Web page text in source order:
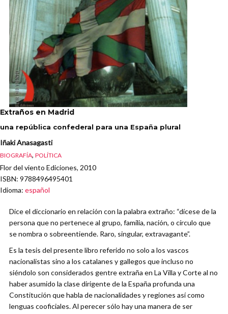
Extraños en Madrid
una república confederal para una España plural
Iñaki Anasagasti
BIOGRAFÍA, POLÍTICA
Flor del viento Ediciones, 2010
ISBN: 9788496495401
Idioma: español
Dice el diccionario en relación con la palabra extraño: “dícese de la
persona que no pertenece al grupo, familia, nación, o círculo que
se nombra o sobreentiende. Raro, singular, extravagante”.
Es la tesis del presente libro referido no solo a los vascos
nacionalistas sino a los catalanes y gallegos que incluso no
siéndolo son considerados gentre extraña en La Villa y Corte al no
haber asumido la clase dirigente de la España profunda una
Constitución que habla de nacionalidades y regiones así como
lenguas cooficiales. Al perecer sólo hay una manera de ser